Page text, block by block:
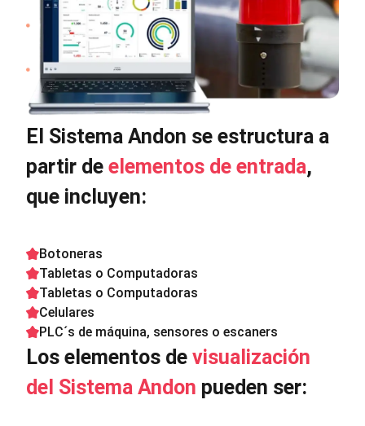
El Sistema Andon se estructura a
partir de elementos de entrada,
que incluyen:
Botoneras
Tabletas o Computadoras
Tabletas o Computadoras
Celulares
PLC´s de máquina, sensores o escaners
Los elementos de visualización
del Sistema Andon pueden ser: